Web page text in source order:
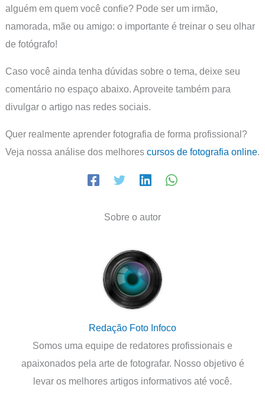
alguém em quem você confie? Pode ser um irmão,
namorada, mãe ou amigo: o importante é treinar o seu olhar
de fotógrafo!
Caso você ainda tenha dúvidas sobre o tema, deixe seu
comentário no espaço abaixo. Aproveite também para
divulgar o artigo nas redes sociais.
Quer realmente aprender fotografia de forma profissional?
Veja nossa análise dos melhores cursos de fotografia online.
Sobre o autor
Redação Foto Infoco
Somos uma equipe de redatores profissionais e
apaixonados pela arte de fotografar. Nosso objetivo é
levar os melhores artigos informativos até você.